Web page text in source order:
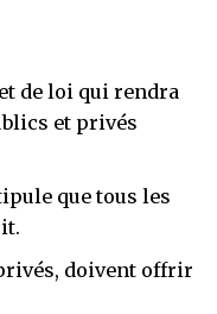
de loi qui rendra
et privés
que tous les
doivent offrir